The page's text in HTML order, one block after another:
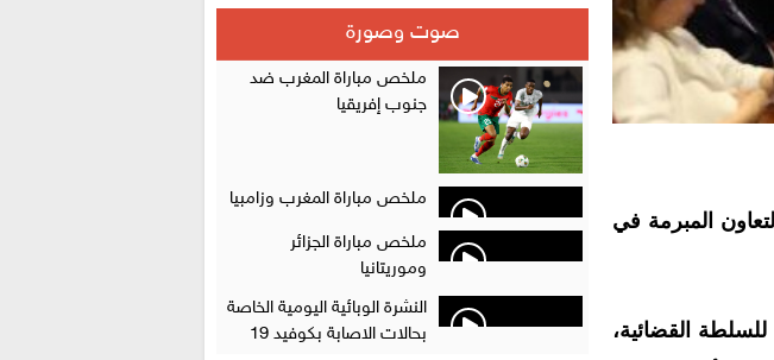
المبرمة في
القضائية،
سلا.. توقيف ثلاثة مروجين وحجز أكثر من 4300 قرص مخدر وكوكايين وإكستازي
أقراص مهلوسة داخل فضاء للشيشة تستنفر شرطة أكادير 12:48
صوت وصورة
ملخص مباراة المغرب ضد
جنوب إفريقيا
ملخص مباراة المغرب وزامبيا
ملخص مباراة الجزائر
وموريتانيا
النشرة الوبائية اليومية الخاصة
بحالات الاصابة بكوفيد 19